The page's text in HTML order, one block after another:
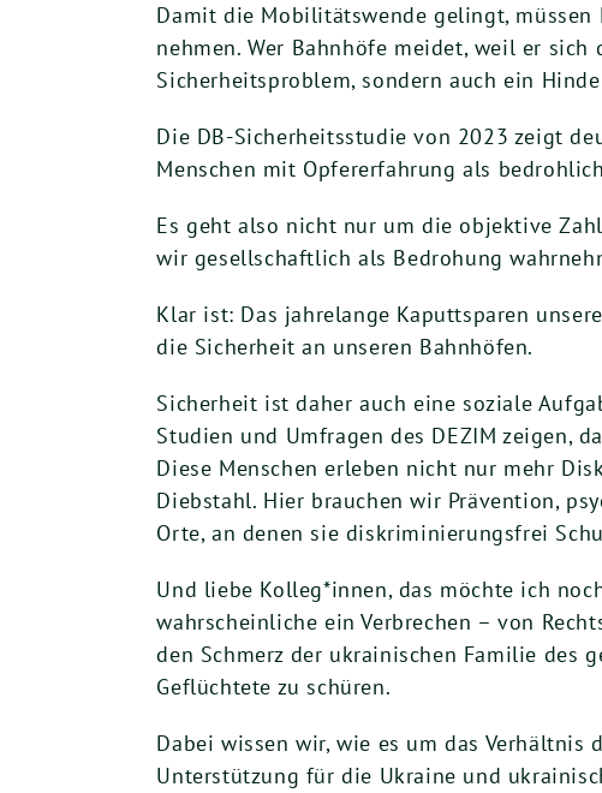
Damit die Mobilitätswende gelingt, müssen
nehmen. Wer Bahnhöfe meidet, weil er
Sicherheitsproblem, sondern auch ein
Die DB-Sicherheitsstudie von 2023 zeigt
Menschen mit Opfererfahrung als
Es geht also nicht nur um die objektive
wir gesellschaftlich als Bedrohung
Klar ist: Das jahrelange Kaputtsparen
die Sicherheit an unseren Bahnhöfen.
Sicherheit ist daher auch eine soziale
Studien und Umfragen des DEZIM zeigen,
Diese Menschen erleben nicht nur mehr
Diebstahl. Hier brauchen wir Prävention,
Orte, an denen sie diskriminierungsfrei
Und liebe Kolleg*innen, das möchte ich
wahrscheinliche ein Verbrechen – von
den Schmerz der ukrainischen Familie des
Geflüchtete zu schüren.
Dabei wissen wir, wie es um das Verhältnis
Unterstützung für die Ukraine und